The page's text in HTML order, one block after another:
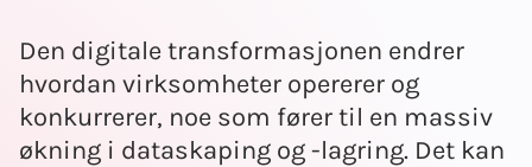
Den digitale transformasjonen endrer
hvordan virksomheter opererer og
konkurrerer, noe som fører til en massiv
økning i dataskaping og -lagring. Det kan